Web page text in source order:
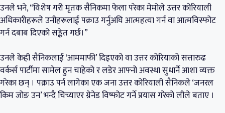
उनले भने, “विशेष गरी मृतक सैनिकमा फेला परेका मेमोले उत्तर कोरियाली
अधिकारीहरूले उनीहरूलाई पक्राउ गर्नुअघि आत्महत्या गर्न वा आत्मविस्फोट
गर्न दबाब दिएको सङ्केत गर्छ।”
उनले केही सैनिकलाई ‘आममाफी’ दिइएको वा उत्तर कोरियाको सत्तारुढ
वर्कर्स पार्टीमा सामेल हुन चाहेको र लडेर आफ्नो अवस्था सुधार्ने आशा व्यक्त
गरेका छन् । पक्राउ पर्न लागेका एक जना उत्तर कोरियाली सैनिकले ‘जनरल
किम जोङ उन’ भन्दै चिच्याएर ग्रेनेड विष्फोट गर्ने प्रयास गरेको लीले बताए ।